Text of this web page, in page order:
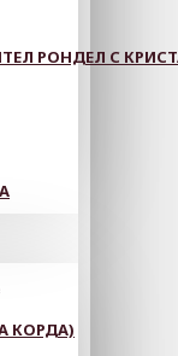
РОНДЕЛ С
КОРДА)